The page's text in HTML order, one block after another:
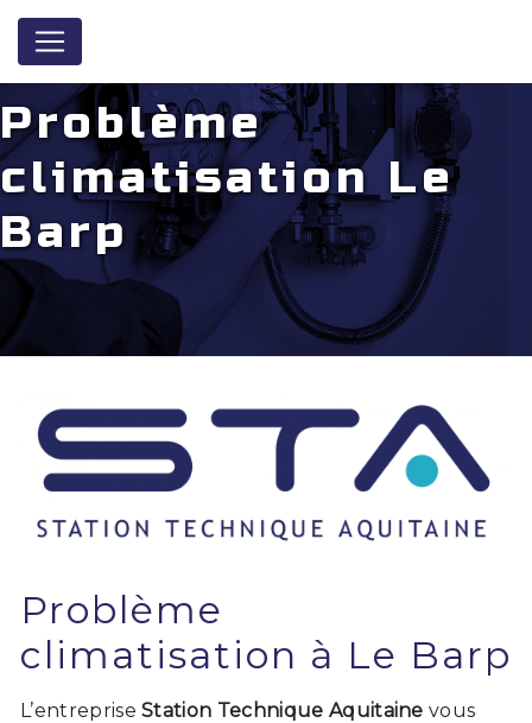
Problème
climatisation Le
Barp
Problème
climatisation à Le Barp
L’entrepriseStation Technique Aquitaine vous
Panneau de gestion des cookies